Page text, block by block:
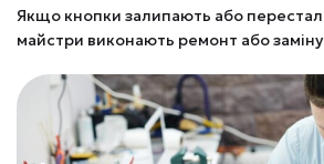
Якщо кнопки залипають або
майстри виконають ремонт або